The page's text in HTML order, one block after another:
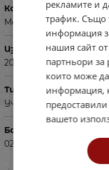
Корица
Мека
Издадена
2019г.
Тип
Учебник за 10 клас
Баркод (ISBN, UPC, др.)
02104240
рекламите и
трафик. Също
информация
нашия сайт
партньори за
които може
информация,
вашето